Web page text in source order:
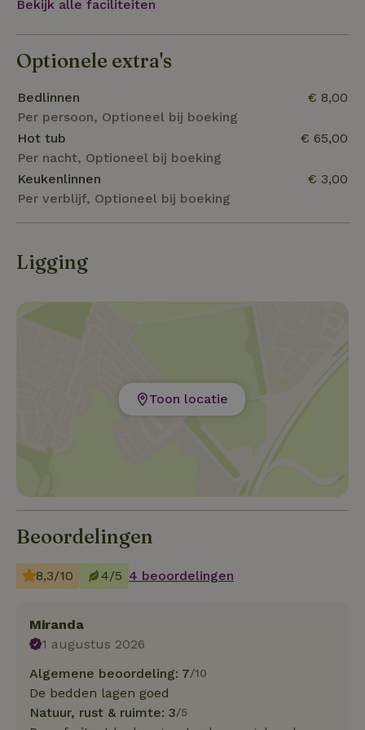
zeldzame vogels die boven het water dansen tot de
kleurrijke bloemen.
Bekijk alle faciliteiten
Optionele extra's
Bedlinnen
Per persoon, Optioneel bij boeking
€ 8,00
Hot tub
Per nacht, Optioneel bij boeking
€ 65,00
Keukenlinnen
Per verblijf, Optioneel bij boeking
€ 3,00
Ligging
Toon locatie
Beoordelingen
8,3/10 4/5 4 beoordelingen
Miranda
1 augustus 2026
Algemene beoordeling: 7/10
De bedden lagen goed
Natuur, rust & ruimte: 3/5